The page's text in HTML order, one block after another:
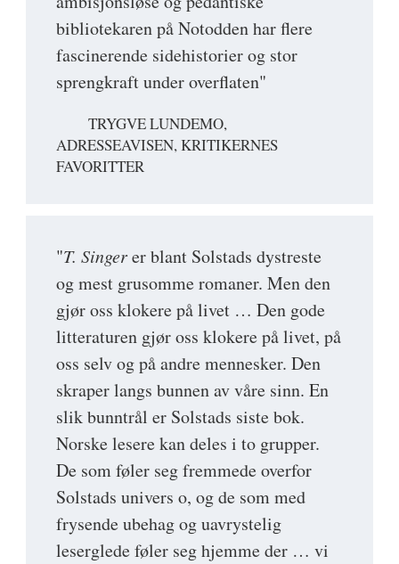
bibliotekaren på Notodden har flere
fascinerende sidehistorier og stor
sprengkraft under overflaten"
TRYGVE LUNDEMO,
ADRESSEAVISEN, KRITIKERNES
FAVORITTER
"T. Singerer blant Solstads dystreste
og mest grusomme romaner. Men den
gjør oss klokere på livet … Den gode
litteraturen gjør oss klokere på livet, på
oss selv og på andre mennesker. Den
skraper langs bunnen av våre sinn. En
slik bunntrål er Solstads siste bok.
Norske lesere kan deles i to grupper.
De som føler seg fremmede overfor
Solstads univers o, og de som med
frysende ubehag og uavrystelig
leserglede føler seg hjemme der … vi